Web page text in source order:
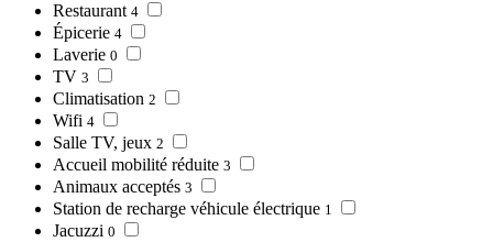
Restaurant 4
Épicerie 4
Laverie 0
TV 3
Climatisation 2
Wifi 4
Salle TV, jeux 2
Accueil mobilité réduite 3
Animaux acceptés 3
Station de recharge véhicule électrique 1
Jacuzzi 0